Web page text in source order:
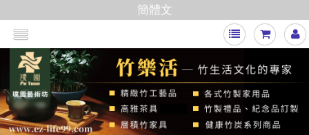
簡體文